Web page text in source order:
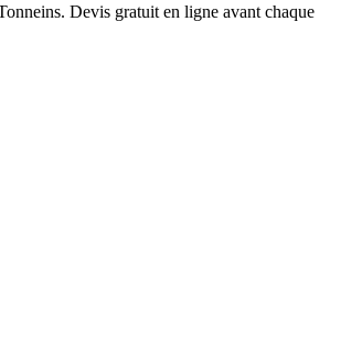
Devis gratuit en ligne avant chaque